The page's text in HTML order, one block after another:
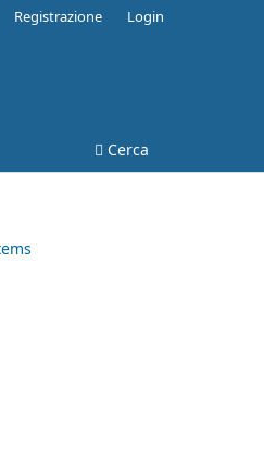
Cerca
Registrazione Login